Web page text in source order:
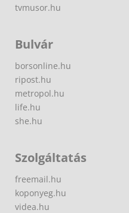
tvmusor.hu
Bulvár
borsonline.hu
ripost.hu
metropol.hu
life.hu
she.hu
Szolgáltatás
freemail.hu
koponyeg.hu
videa.hu